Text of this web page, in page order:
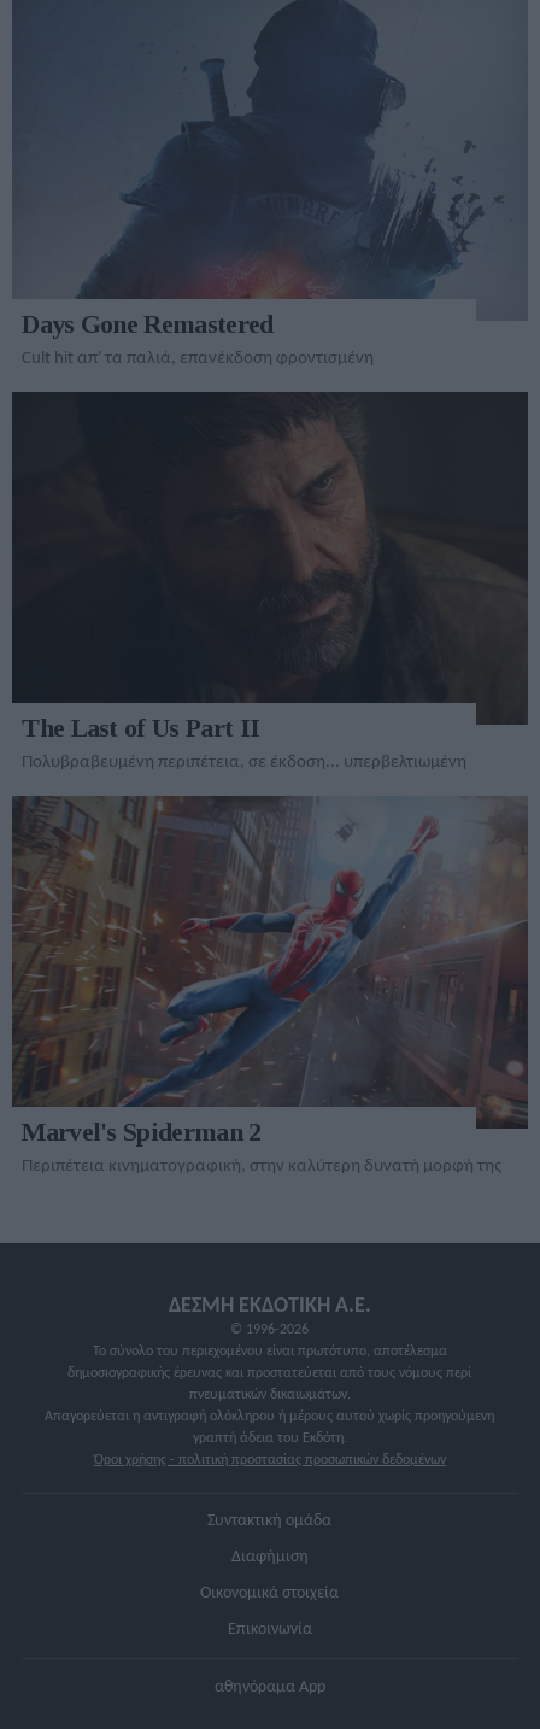
Days Gone Remastered
Cult hit απ' τα παλιά, επανέκδοση φροντισμένη
The Last of Us Part II
Πολυβραβευμένη περιπέτεια, σε έκδοση... υπερβελτιωμένη
Marvel's Spiderman 2
Περιπέτεια κινηματογραφική, στην καλύτερη δυνατή μορφή της
ΔΕΣΜΗ ΕΚΔΟΤΙΚΗ A.E.
© 1996-2026
Το σύνολο του περιεχομένου είναι πρωτότυπο, αποτέλεσμα
δημοσιογραφικής έρευνας και προστατεύεται από τους νόμους περί
πνευματικών δικαιωμάτων.
Απαγορεύεται η αντιγραφή ολόκληρου ή μέρους αυτού χωρίς προηγούμενη
γραπτή άδεια του Εκδότη.
Συντακτική ομάδα
Διαφήμιση
Οικονομικά στοιχεία
αθηνόραμα App